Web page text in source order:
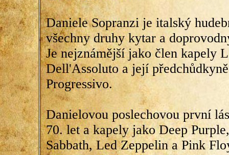
Daniele Sopranzi je italský
všechny druhy kytar a
Je nejznámější jako člen kapely
Dell'Assoluto a její
Progressivo.
Danielovou poslechovou první
70. let a kapely jako Deep
Sabbath, Led Zeppelin a Pink